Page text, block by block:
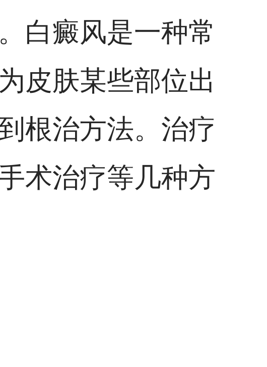
白癜风是一种常
皮肤某些部位出
根治方法。治疗
术治疗等几种方